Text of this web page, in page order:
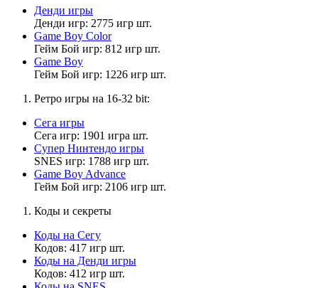
Матвей2014 ,
ох я пошел спать... удачи хотя мне кажется из за тебя я не усну
ХАХАХААХХАХАХААХАХХАХ
ладно пока и удачи шут аахахахахахаха
Матвей2014
MrDoomBringer,
Смейся , смейся. Но тебя предупреждал. Повторять не буду.
21:29:14
Матвей2014,
Ох да ты годишься в шута ХХАХАХАХАХАХ
Денди игры
Денди игр: 2775 игр шт.
Game Boy Color
Гейм Бой игр: 812 игр шт.
Game Boy
Гейм Бой игр: 1226 игр шт.
Ретро игры на 16-32 bit:
Сега игры
Сега игр: 1901 игра шт.
Супер Нинтендо игры
SNES игр: 1788 игр шт.
Game Boy Advance
Гейм Бой игр: 2106 игр шт.
Коды и секреты
Коды на Сегу
Кодов: 417 игр шт.
Коды на Денди игры
Кодов: 412 игр шт.